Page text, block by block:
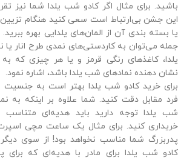
باشید. برای مثال اگر کادو شب یلدا شما نیز
این جشن بی‌ارتباط است سعی کنید هنگام
یا بسته بندی آن از المان‌های یلدایی بهره ببرید.
جمله می‌توان به کاردستی‌های نمدی طرح انار یا
یلدا، کاغذهای رنگی قرمز و یا هر چیزی که
نشان دهنده نمادهای شب یلدا باشد، اشاره نمود.
برای خرید کادو شب یلدا بهتر است به
فرد مقابل دقت کنید. شما علاوه بر اینکه به
شب یلدا توجه دارید باید هدیه‌ای متناسب
خریداری کنید. برای مثال یک ساعت مچی
پدربزرگ شما مناسب نخواهد بود! از سوی
کادو شب یلدا برای مادر با هدیه‌ای که برای